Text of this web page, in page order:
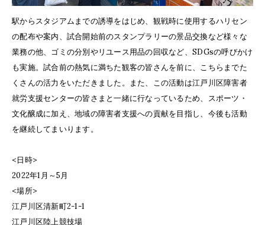
駅からスタジアムまでの誘導をはじめ、観戦時に使用するハリセン
の配布や案内、試合開始前のスタンプラリーの景品交換など様々な
業務の他、ゴミの分別やリユース用品の回収など、SDGsの呼びかけ
も実施。試合前の熱気に満ちた観客の皆さんを前に、こちらまでた
くさんの活力をいただきました。また、この活動は江戸川区障害者
就労支援センターの皆さまと一緒に行なっているため、スポーツ・
文化醸成に加え、地域の障害者支援への貢献を目指し、今後も活動
を継続してまいります。
<日時>
2022年1月～5月
<場所>
江戸川区清新町2-1-1
江戸川区陸上競技場